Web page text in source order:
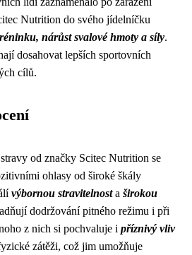
Nutrition do svého jídelníčku
nárůst svalové hmoty a síly.
dosahovat lepších sportovních
cílů.
od značky Scitec Nutrition se
ohlasy od široké škály
výbornou stravitelnosta širokou
dodržování pitného režimu i při
z nich si pochvaluje i příznivý vliv
zátěži, což jim umožňuje